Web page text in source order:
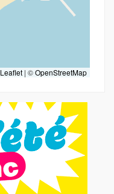
Leaflet | ©OpenStreetMap